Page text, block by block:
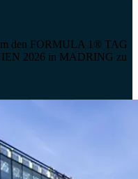
den FORMULA 1® TAG
2026 in MADRING zu